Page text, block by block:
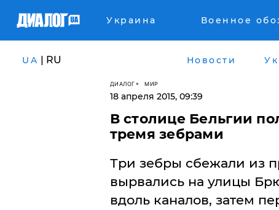
Украина Военное
UA | RU Новости
ДИАЛОГ МИР
18 апреля 2015, 09:39
В столице Бельгии
тремя зебрами
Три зебры сбежали из
вырвались на улицы
вдоль каналов, затем